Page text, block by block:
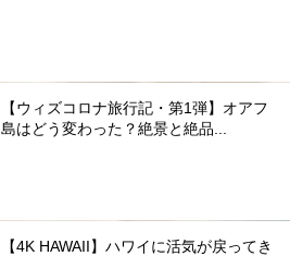
【ウィズコロナ旅行記・第1弾】オアフ
島はどう変わった？絶景と絶品...
【4K HAWAII】ハワイに活気が戻ってき